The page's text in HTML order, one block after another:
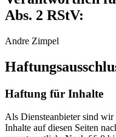
Abs. 2 RStV:
Andre Zimpel
Haftung für Inhalte
Als Diensteanbieter sind
Inhalte auf diesen Seiten